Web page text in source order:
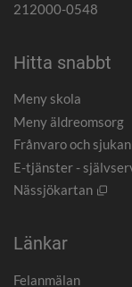
212000-0548
Hitta snabbt
Meny skola
Meny äldreomsorg
Frånvaro och
E-tjänster -
Nässjökartan
Länkar
Felanmälan